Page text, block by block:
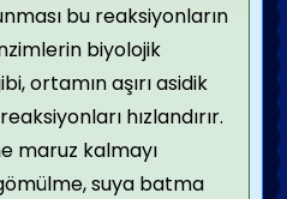
bu reaksiyonların
biyolojik
ortamın aşırı asidik
hızlandırır.
maruz kalmayı
suya batma